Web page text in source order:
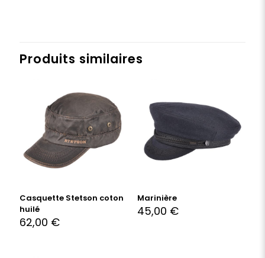
Produits similaires
Casquette Stetson coton
huilé
62,00 €
Marinière
45,00 €